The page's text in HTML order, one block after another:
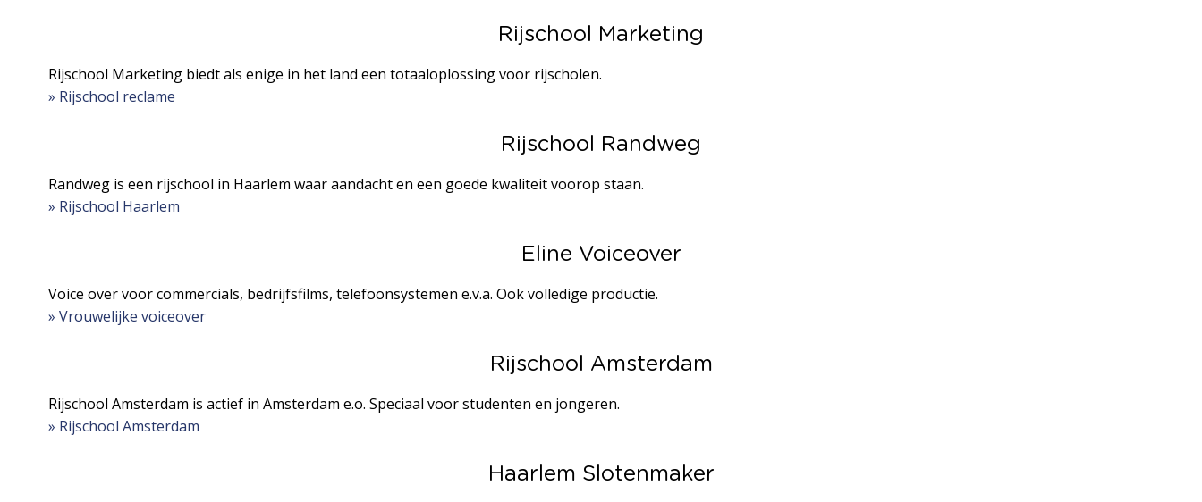
Rijschool Marketing
Rijschool Marketing biedt als enige in het land een totaaloplossing voor rijscholen.
» Rijschool reclame
Rijschool Randweg
Randweg is een rijschool in Haarlem waar aandacht en een goede kwaliteit voorop staan.
» Rijschool Haarlem
Eline Voiceover
Voice over voor commercials, bedrijfsfilms, telefoonsystemen e.v.a. Ook volledige productie.
» Vrouwelijke voiceover
Rijschool Amsterdam
Rijschool Amsterdam is actief in Amsterdam e.o. Speciaal voor studenten en jongeren.
» Rijschool Amsterdam
Haarlem Slotenmaker